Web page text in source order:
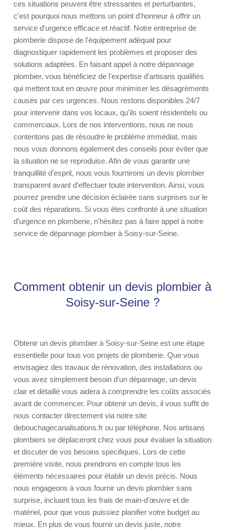
ces situations peuvent être stressantes et perturbantes,
c'est pourquoi nous mettons un point d'honneur à offrir un
service d'urgence efficace et réactif. Notre entreprise de
plomberie dispose de l'équipement adéquat pour
diagnostiquer rapidement les problèmes et proposer des
solutions adaptées. En faisant appel à notre dépannage
plombier, vous bénéficiez de l'expertise d'artisans qualifiés
qui mettent tout en œuvre pour minimiser les désagréments
causés par ces urgences. Nous restons disponibles 24/7
pour intervenir dans vos locaux, qu'ils soient résidentiels ou
commerciaux. Lors de nos interventions, nous ne nous
contentons pas de résoudre le problème immédiat, mais
nous vous donnons également des conseils pour éviter que
la situation ne se reproduise. Afin de vous garantir une
tranquillité d'esprit, nous vous fournirons un devis plombier
transparent avant d'effectuer toute intervention. Ainsi, vous
pourrez prendre une décision éclairée sans surprises sur le
coût des réparations. Si vous êtes confronté à une situation
d'urgence en plomberie, n'hésitez pas à faire appel à notre
service de dépannage plombier à Soisy-sur-Seine.
Comment obtenir un devis plombier à
Soisy-sur-Seine ?
Obtenir un devis plombier à Soisy-sur-Seine est une étape
essentielle pour tous vos projets de plomberie. Que vous
envisagiez des travaux de rénovation, des installations ou
vous avez simplement besoin d'un dépannage, un devis
clair et détaillé vous aidera à comprendre les coûts associés
avant de commencer. Pour obtenir un devis, il vous suffit de
nous contacter directement via notre site
debouchagecanalisations.fr ou par téléphone. Nos artisans
plombiers se déplaceront chez vous pour évaluer la situation
et discuter de vos besoins spécifiques. Lors de cette
première visite, nous prendrons en compte tous les
éléments nécessaires pour établir un devis précis. Nous
nous engageons à vous fournir un devis plombier sans
surprise, incluant tous les frais de main-d'œuvre et de
matériel, pour que vous puissiez planifier votre budget au
mieux. En plus de vous fournir un devis juste, notre